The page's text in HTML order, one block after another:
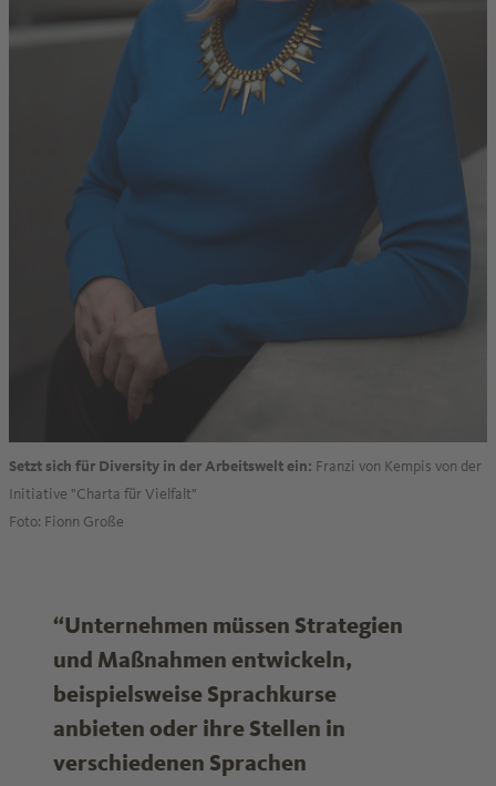
Setzt sich für Diversity in der Arbeitswelt ein: Franzi von Kempis von der
Initiative "Charta für Vielfalt"
Foto: Fionn Große
“Unternehmen müssen Strategien
und Maßnahmen entwickeln,
beispielsweise Sprachkurse
anbieten oder ihre Stellen in
verschiedenen Sprachen